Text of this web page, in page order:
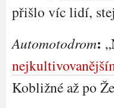
přišlo víc lidí,
Automotodrom:
Kobližné až po